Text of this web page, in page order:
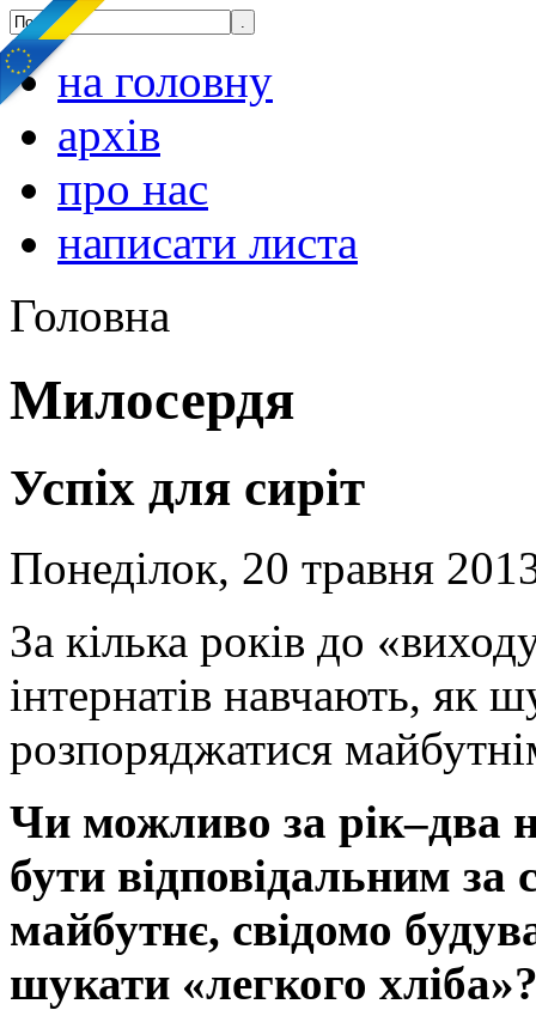
на головну
архів
про нас
написати листа
Головна
Милосердя
Успіх для сиріт
Понеділок, 20 травня
За кілька років до
інтернатів навчають, як
розпоряджатися
Чи можливо за рік–два
бути відповідальним за
майбутнє, свідомо
шукати «легкого